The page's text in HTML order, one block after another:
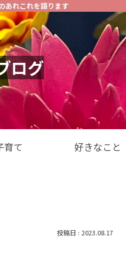
あれこれを語ります
ログ
育て 好きなこと
2023.08.17